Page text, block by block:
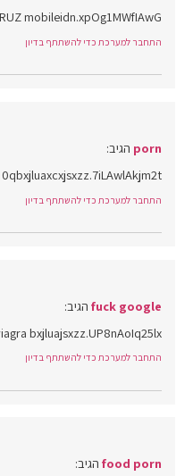
mobileidn.xpOg1MWfIAwG
התחבר למערכת כדי להשתתף בדיון
porn הגיב:
התחבר למערכת כדי להשתתף בדיון
fuck google הגיב:
bxjluajsxzz.UP8nAoIq25lx
התחבר למערכת כדי להשתתף בדיון
food porn הגיב: